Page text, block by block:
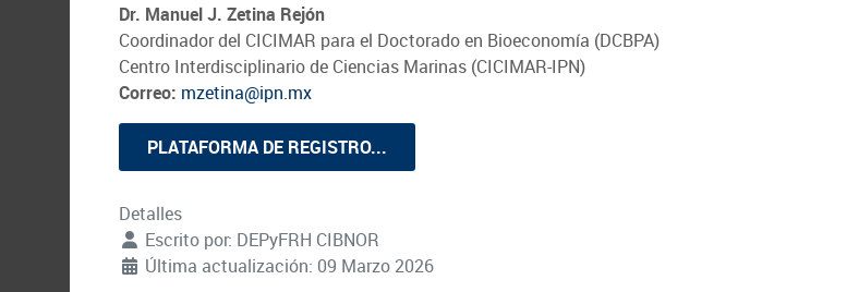
Dr. Manuel J. Zetina Rejón
Coordinador del CICIMAR para el Doctorado en Bioeconomía (DCBPA)
Centro Interdisciplinario de Ciencias Marinas (CICIMAR-IPN)
Correo: mzetina@ipn.mx
PLATAFORMA DE REGISTRO...
Detalles
Escrito por: DEPyFRH CIBNOR
Última actualización: 09 Marzo 2026